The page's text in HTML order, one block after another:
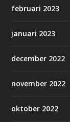
februari 2023
januari 2023
december 2022
november 2022
oktober 2022